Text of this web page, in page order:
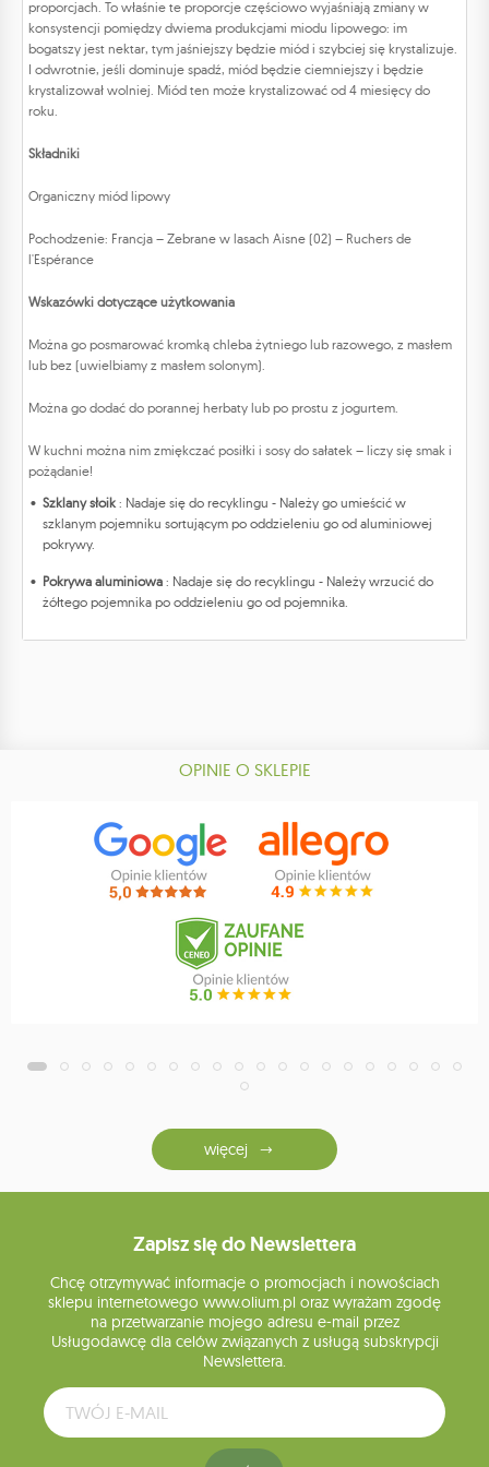
proporcjach. To właśnie te proporcje częściowo wyjaśniają zmiany w
konsystencji pomiędzy dwiema produkcjami miodu lipowego: im
bogatszy jest nektar, tym jaśniejszy będzie miód i szybciej się krystalizuje.
I odwrotnie, jeśli dominuje spadź, miód będzie ciemniejszy i będzie
krystalizował wolniej. Miód ten może krystalizować od 4 miesięcy do
roku.
Składniki
Organiczny miód lipowy
Pochodzenie: Francja – Zebrane w lasach Aisne (02) – Ruchers de
l'Espérance
Wskazówki dotyczące użytkowania
Można go posmarować kromką chleba żytniego lub razowego, z masłem
lub bez (uwielbiamy z masłem solonym).
Można go dodać do porannej herbaty lub po prostu z jogurtem.
W kuchni można nim zmiękczać posiłki i sosy do sałatek – liczy się smak i
pożądanie!
Szklany słoik : Nadaje się do recyklingu - Należy go umieścić w
szklanym pojemniku sortującym po oddzieleniu go od aluminiowej
pokrywy.
Pokrywa aluminiowa : Nadaje się do recyklingu - Należy wrzucić do
żółtego pojemnika po oddzieleniu go od pojemnika.
OPINIE O SKLEPIE
więcej
Zapisz się do Newslettera
Chcę otrzymywać informacje o promocjach i nowościach
sklepu internetowego www.olium.pl oraz wyrażam zgodę
na przetwarzanie mojego adresu e-mail przez
Usługodawcę dla celów związanych z usługą subskrypcji
Newslettera.